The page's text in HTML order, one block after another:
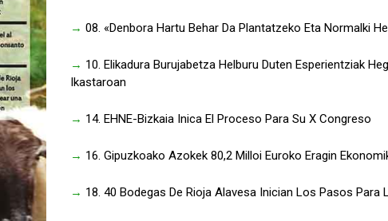
→ 08. «Denbora Hartu Behar Da Plantatzeko Eta Normalki
→ 10. Elikadura Burujabetza Helburu Duten Esperientziak
Ikastaroan
→ 14. EHNE-Bizkaia Inica El Proceso Para Su X Congreso
→ 16. Gipuzkoako Azokek 80,2 Milloi Euroko Eragin
→ 18. 40 Bodegas De Rioja Alavesa Inician Los Pasos Para